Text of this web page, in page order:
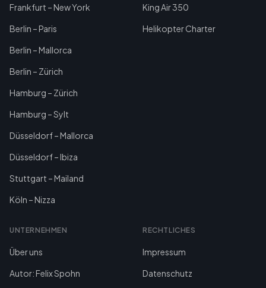
Frankfurt – New York
Berlin – Paris
Berlin – Mallorca
Berlin – Zürich
Hamburg – Zürich
Hamburg – Sylt
Düsseldorf – Mallorca
Düsseldorf – Ibiza
Stuttgart – Mailand
Köln – Nizza
King Air 350
Helikopter Charter
UNTERNEHMEN
Über uns
Autor: Felix Spohn
RECHTLICHES
Impressum
Datenschutz